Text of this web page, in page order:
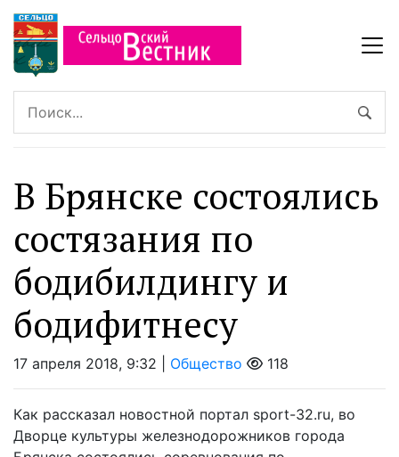
В Брянске состоялись
состязания по
бодибилдингу и
бодифитнесу
17 апреля 2018, 9:32 | Общество 118
Как рассказал новостной портал sport-32.ru, во
Дворце культуры железнодорожников города